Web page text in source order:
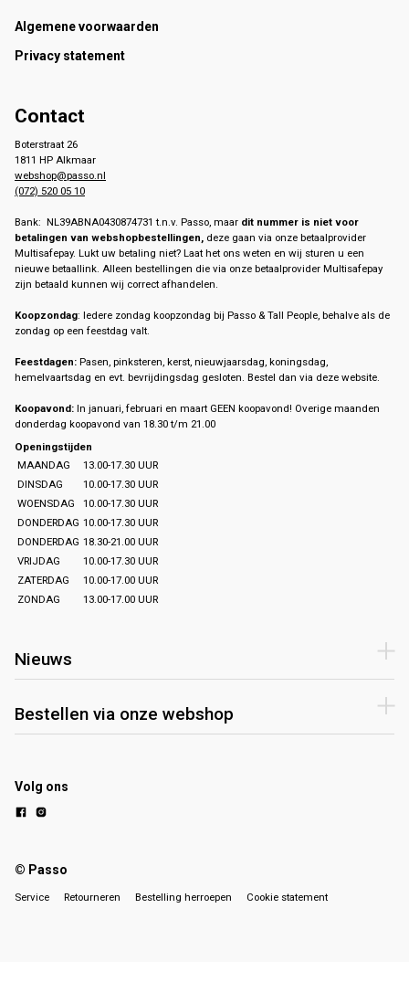
Footer
Algemene voorwaarden
Privacy statement
Contact
Boterstraat 26
1811 HP Alkmaar
webshop@passo.nl
(072) 520 05 10
Bank: NL39ABNA0430874731 t.n.v. Passo, maar dit nummer is niet voor
betalingen van webshopbestellingen, deze gaan via onze betaalprovider
Multisafepay. Lukt uw betaling niet? Laat het ons weten en wij sturen u een
nieuwe betaallink. Alleen bestellingen die via onze betaalprovider Multisafepay
zijn betaald kunnen wij correct afhandelen.
Koopzondag: Iedere zondag koopzondag bij Passo & Tall People, behalve als de
zondag op een feestdag valt.
Feestdagen: Pasen, pinksteren, kerst, nieuwjaarsdag, koningsdag,
hemelvaartsdag en evt. bevrijdingsdag gesloten. Bestel dan via deze website.
Koopavond: In januari, februari en maart GEEN koopavond! Overige maanden
donderdag koopavond van 18.30 t/m 21.00
Openingstijden
MAANDAG
13.00-17.30 UUR
DINSDAG
10.00-17.30 UUR
WOENSDAG
10.00-17.30 UUR
DONDERDAG 10.00-17.30 UUR
DONDERDAG 18.30-21.00 UUR
VRIJDAG
10.00-17.30 UUR
ZATERDAG
10.00-17.00 UUR
ZONDAG
13.00-17.00 UUR
Nieuws
Bestellen via onze webshop
Volg ons
© Passo
Service Retourneren Bestelling herroepen Cookie statement